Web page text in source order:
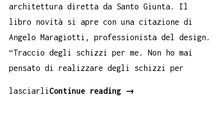
architettura diretta da Santo Giunta. Il
libro novità si apre con una citazione di
Angelo Maragiotti, professionista del design.
“Traccio degli schizzi per me. Non ho mai
pensato di realizzare degli schizzi per
lasciarliContinue reading
Un
→